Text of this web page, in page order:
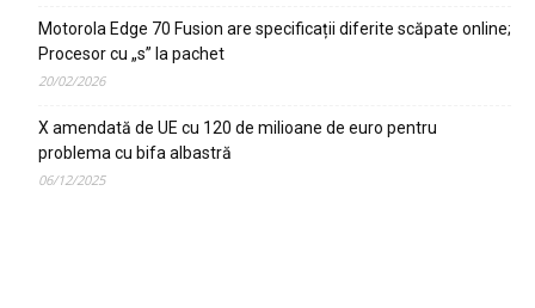
Motorola Edge 70 Fusion are specificații diferite scăpate online;
Procesor cu „s” la pachet
20/02/2026
X amendată de UE cu 120 de milioane de euro pentru
problema cu bifa albastră
06/12/2025